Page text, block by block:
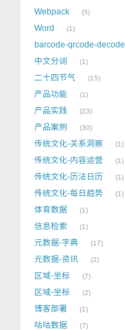
Webpack 5
Word 1
barcode-qrcode-decode
中文分词 1
二十四节气 15
产品功能 1
产品实践 23
产品案例 30
传统文化-关系洞察 1
传统文化-内容运营 1
传统文化-历法日历 1
传统文化-每日趋势 1
体育数据 1
信息检索 1
元数据-字典 17
元数据-资讯 2
区域-坐标 7
区域-坐标 2
博客部署 1
咕咕数据 7